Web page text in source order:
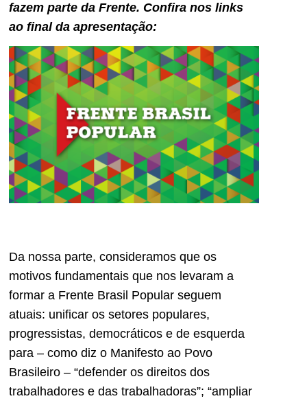
fazem parte da Frente. Confira nos links
ao final da apresentação:
Da nossa parte, consideramos que os
motivos fundamentais que nos levaram a
formar a Frente Brasil Popular seguem
atuais: unificar os setores populares,
progressistas, democráticos e de esquerda
para – como diz o Manifesto ao Povo
Brasileiro – “defender os direitos dos
trabalhadores e das trabalhadoras”; “ampliar